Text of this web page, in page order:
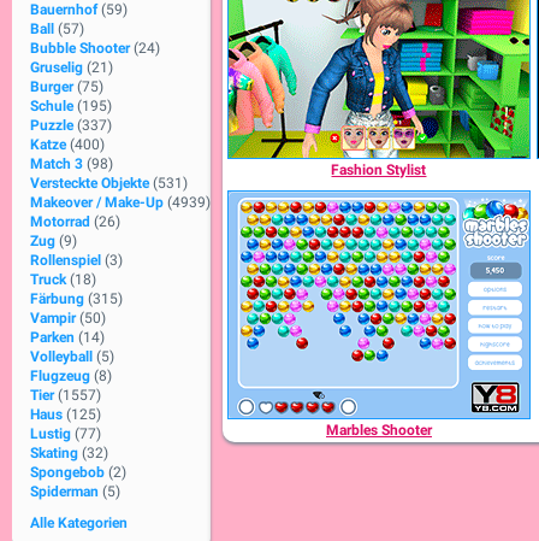
Bauernhof (59)
Ball
(57)
Bubble Shooter (24)
Gruselig (21)
Burger (75)
Schule (195)
Puzzle (337)
Katze (400)
Match 3 (98)
Versteckte Objekte (531)
Makeover / Make-Up (4939)
Motorrad (26)
Zug (9)
Rollenspiel (3)
Truck (18)
Färbung (315)
Vampir (50)
Parken (14)
Volleyball
(5)
Flugzeug (8)
Tier (1557)
Haus (125)
Lustig (77)
Skating (32)
Spongebob (2)
Spiderman (5)
Alle Kategorien
Fashion Stylist
Marbles Shooter